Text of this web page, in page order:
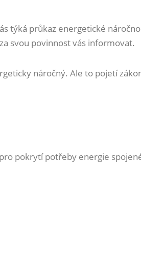
týká průkaz energetické
svou povinnost vás informovat.
náročný. Ale to pojetí
pokrytí potřeby energie